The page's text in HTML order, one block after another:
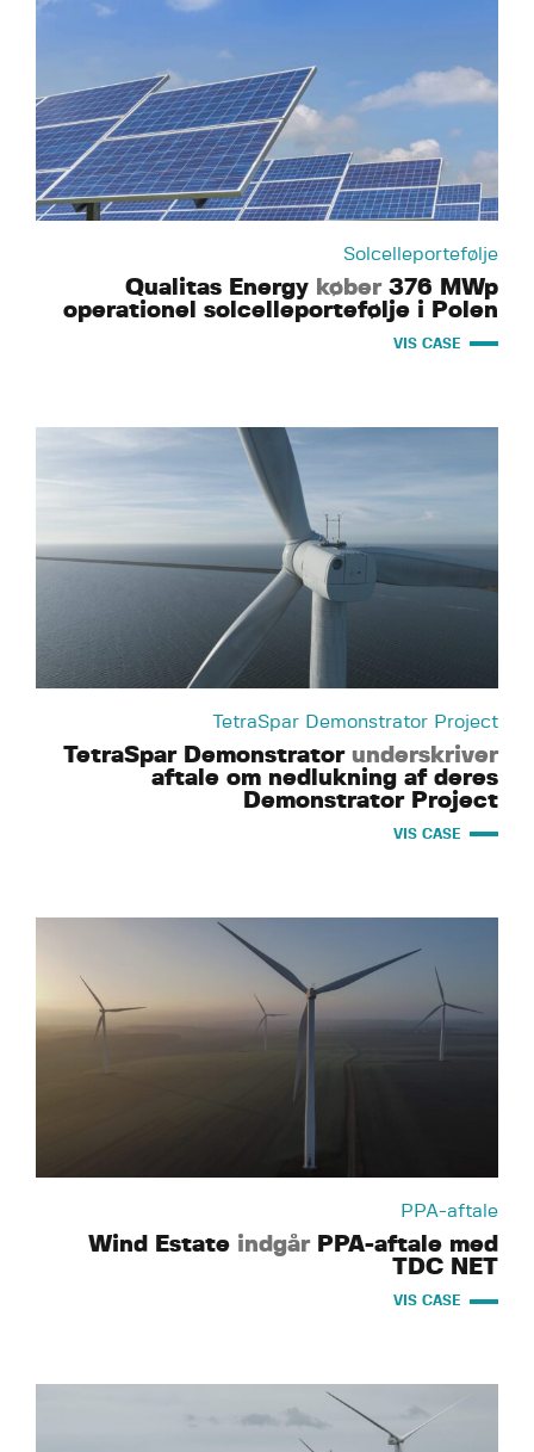
Solcelleportefølje
Qualitas Energy køber376 MWp
operationel solcelleportefølje i Polen
VIS CASE
TetraSpar Demonstrator Project
TetraSpar Demonstrator underskriver
aftale om nedlukning af deres
Demonstrator Project
VIS CASE
PPA-aftale
Wind Estate indgårPPA-aftale med
TDC NET
VIS CASE